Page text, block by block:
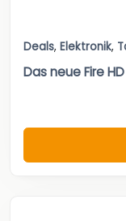
Deals, Elektronik,
Das neue Fire